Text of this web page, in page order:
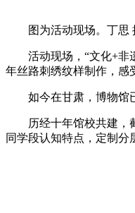
图为活动现场。丁思
活动现场，“文化+非遗
年丝路刺绣纹样制作，感
如今在甘肃，博物馆已
历经十年馆校共建，截
同学段认知特点，定制分